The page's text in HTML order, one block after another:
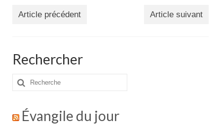
Article précédent Article suivant
Rechercher
Rechercher
:
Évangile du jour